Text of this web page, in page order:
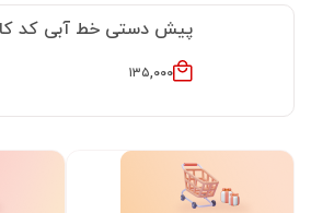
پیش دستی خط آبی کد کالا :
۱۳۵,۰۰۰